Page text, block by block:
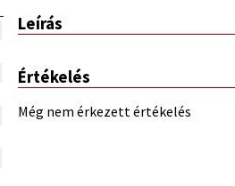
Leírás
Értékelés
Még nem érkezett értékelés